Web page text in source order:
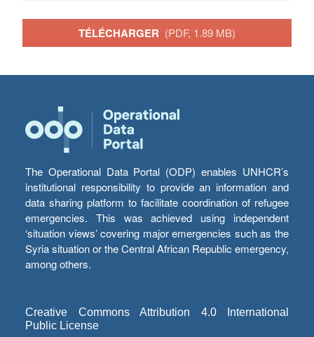
TÉLÉCHARGER (PDF, 1.89 MB)
The Operational Data Portal (ODP) enables UNHCR’s
institutional responsibility to provide an information and
data sharing platform to facilitate coordination of refugee
emergencies. This was achieved using independent
‘situation views’ covering major emergencies such as the
Syria situation or the Central African Republic emergency,
among others.
Creative Commons Attribution 4.0 International
Public License